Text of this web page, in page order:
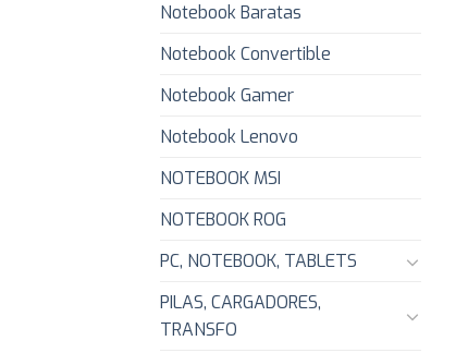
Notebook Baratas
Notebook Convertible
Notebook Gamer
Notebook Lenovo
NOTEBOOK MSI
NOTEBOOK ROG
PC, NOTEBOOK, TABLETS
PILAS, CARGADORES,
TRANSFO